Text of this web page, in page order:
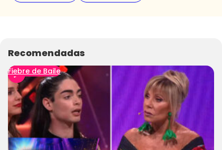
Recomendadas
Fiebre de Baile